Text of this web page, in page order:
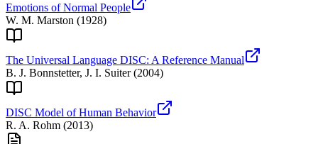
Emotions of Normal People
W. M. Marston (1928)
The Universal Language DISC: A Reference Manual
B. J. Bonnstetter, J. I. Suiter(2004)
DISC Model of Human Behavior
R. A. Rohm (2013)